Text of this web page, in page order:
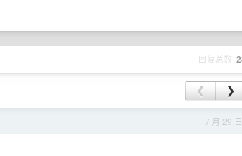
回复总数
❮ ❯
7 月 29 日